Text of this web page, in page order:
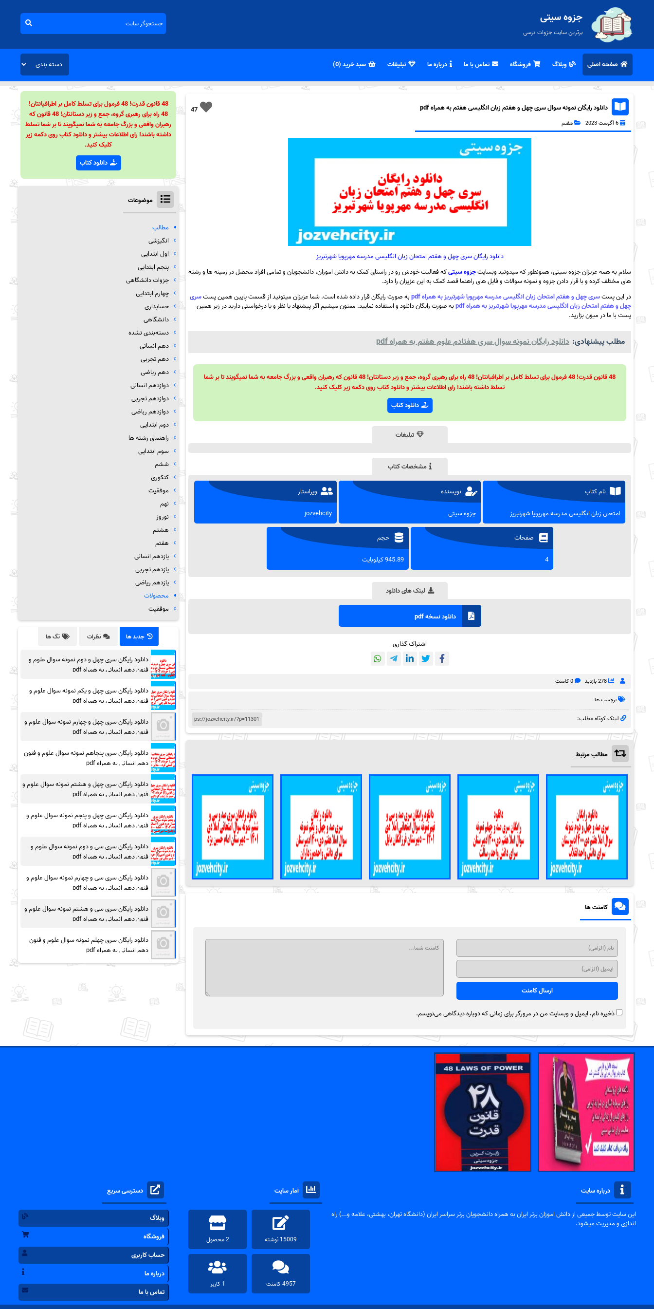
جزوه سیتی
برترین سایت جزوات درسی
صفحه اصلی وبلاگ فروشگاه تماس با ما درباره ما تبلیغات سبد خرید (0)
47 دانلود رایگان نمونه سوال سری چهل و هفتم زبان انگلیسی هفتم به همراه pdf
6 آگوست 2023 هفتم
دانلود رایگان سری چهل و هفتم امتحان زبان انگلیسی مدرسه مهرپویا شهرتبریز
سلام به همه عزیزان جزوه سیتی، همونطور که میدونید وبسایتجزوه سیتیکه فعالیت خودش رو در راستای کمک به دانش اموزان، دانشجویان و تمامی افراد محصل در زمینه ها و رشته
های مختلف کرده و با قرار دادن جزوه و نمونه سوالات و فایل های راهنما قصد کمک به این عزیزان را دارد.
در این پستسری چهل و هفتم امتحان زبان انگلیسی مدرسه مهرپویا شهرتبریز به همراه pdf به صورت رایگان قرار داده شده است. شما عزیزان میتونید از قسمت پایین همین پستسری
چهل و هفتم امتحان زبان انگلیسی مدرسه مهرپویا شهرتبریز به همراه pdf
به صورت رایگان دانلود و استفاده نمایید. ممنون میشیم اگر پیشنهاد یا نظر و یا درخواستی دارید در زیر همین
پست با ما در میون بزارید.
مطلب پیشنهادی: دانلود رایگان نمونه سوال سری هفتادم علوم هفتم به همراه pdf
48 قانون قدرت! 48 فرمول برای تسلط کامل بر اطرافیانتان! 48 راه برای رهبری گروه، جمع و زیر دستانتان! 48 قانون که رهبران واقعی و بزرگ جامعه به شما نمیگویند تا بر شما
تسلط داشته باشند! رای اطلاعات بیشتر و دانلود کتاب روی دکمه زیر کلیک کنید.
دانلود کتاب
تبلیغات
مشخصات کتاب
نام کتاب
امتحان زبان انگلیسی مدرسه مهرپویا شهرتبریز
نویسنده
جزوه سیتی
ویراستار
jozvehcity
صفحات
4
حجم
945.89 کیلوبایت
لینک های دانلود
دانلود نسخه pdf
اشتراک گذاری
278 بازدید 0 کامنت
برچسب ها:
لینک کوتاه مطلب:
مطالب مرتبط
کامنت ها
ذخیره نام، ایمیل و وبسایت من در مرورگر برای زمانی که دوباره دیدگاهی می‌نویسم.
48 قانون قدرت! 48 فرمول برای تسلط کامل بر اطرافیانتان!
48 راه برای رهبری گروه، جمع و زیر دستانتان! 48 قانون که
رهبران واقعی و بزرگ جامعه به شما نمیگویند تا بر شما تسلط
داشته باشند! رای اطلاعات بیشتر و دانلود کتاب روی دکمه زیر
کلیک کنید.
دانلود کتاب
موضوعات
مطالب
انگیزشی
اول ابتدایی
پنجم ابتدایی
جزوات دانشگاهی
چهارم ابتدایی
حسابداری
دانشگاهی
دسته‌بندی نشده
دهم انسانی
دهم تجربی
دهم ریاضی
دوازدهم انسانی
دوازدهم تجربی
دوازدهم رباضی
دوم ابتدایی
راهنمای رشته ها
سوم ابتدایی
ششم
کنکوری
موفقیت
نهم
نوروز
هشتم
هفتم
یازدهم انسانی
یازدهم تجربی
یازدهم ریاضی
محصولات
موفقیت
جدید ها نظرات تگ ها
دانلود رایگان سری چهل و دوم نمونه سوال علوم و
فنون دهم انسانی به همراه pdf
دانلود رایگان سری چهل و یکم نمونه سوال علوم و
فنون دهم انسانی به همراه pdf
دانلود رایگان سری چهل و چهارم نمونه سوال علوم و
فنون دهم انسانی به همراه pdf
دانلود رایگان سری پنجاهم نمونه سوال علوم و فنون
دهم انسانی به همراه pdf
دانلود رایگان سری چهل و هشتم نمونه سوال علوم و
فنون دهم انسانی به همراه pdf
دانلود رایگان سری چهل و پنجم نمونه سوال علوم و
فنون دهم انسانی به همراه pdf
دانلود رایگان سری سی و دوم نمونه سوال علوم و
فنون دهم انسانی به همراه pdf
دانلود رایگان سری سی و چهارم نمونه سوال علوم و
فنون دهم انسانی به همراه pdf
دانلود رایگان سری سی و هشتم نمونه سوال علوم و
فنون دهم انسانی به همراه pdf
دانلود رایگان سری چهلم نمونه سوال علوم و فنون
دهم انسانی به همراه pdf
درباره سایت
این سایت توسط جمیعی از دانش اموزان برتر ایران به همراه دانشجویان برتر سراسر ایران (دانشگاه تهران، بهشتی، علامه و...) راه
اندازی و مدیریت میشود.
آمار سایت
15009 نوشته 2 محصول
4957 کامنت 1 کاربر
دسترسی سریع
وبلاگ
فروشگاه
حساب کاربری
درباره ما
تماس با ما